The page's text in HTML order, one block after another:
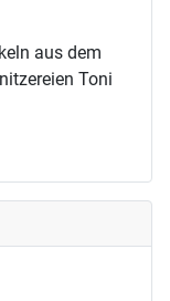
aus dem
Toni